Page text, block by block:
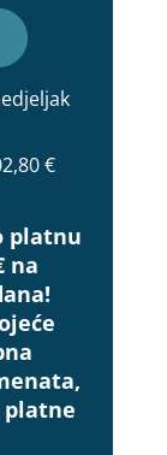
€
platnu
na
platne